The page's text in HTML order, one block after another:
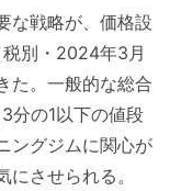
な戦略が、価格設
別・2024年3月
た。一般的な総合
分の1以下の値段
ングジムに関心が
させられる。